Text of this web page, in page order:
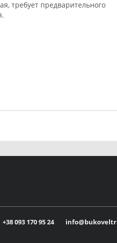
требует предварительного
+38 093 170 95 24